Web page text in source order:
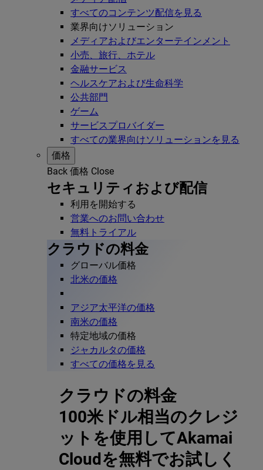
すべてのコンテンツ配信を見る
業界向けソリューション
メディアおよびエンターテインメント
小売、旅行、ホテル
金融サービス
ヘルスケアおよび生命科学
公共部門
ゲーム
サービスプロバイダー
すべての業界向けソリューションを見る
価格
Back 価格 Close
セキュリティおよび配信
利用を開始する
営業へのお問い合わせ
無料トライアル
クラウドの料金
グローバル価格
北米の価格
アジア太平洋の価格
南米の価格
特定地域の価格
ジャカルタの価格
すべての価格を見る
クラウドの料金
100米ドル相当のクレジ
ットを使用してAkamai
Cloudを無料でお試しく